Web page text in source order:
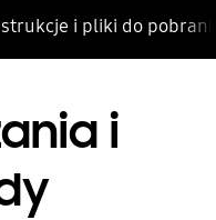
i pliki do
i